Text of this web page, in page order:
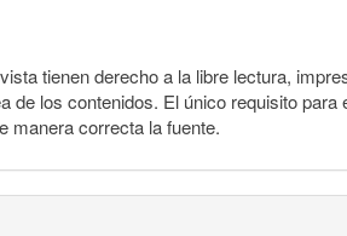
tienen derecho a la libre lectura,
de los contenidos. El único requisito
manera correcta la fuente.